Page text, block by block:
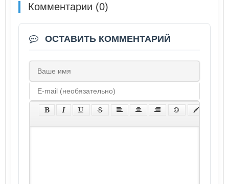
Комментарии (0)
ОСТАВИТЬ КОММЕНТАРИЙ